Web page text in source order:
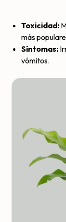
Toxicidad:
más
Síntomas:
vómitos.